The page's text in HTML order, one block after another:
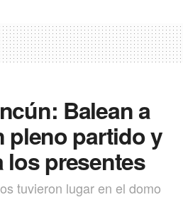
Balean a
pleno partido y
los presentes
tuvieron lugar en el domo